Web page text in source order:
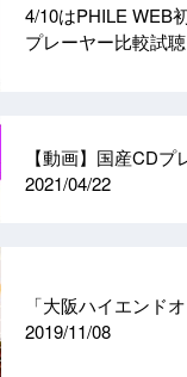
4/10はPHILE WEB
プレーヤー比較試
【動画】国産CD
2021/04/22
「大阪ハイエンド
2019/11/08